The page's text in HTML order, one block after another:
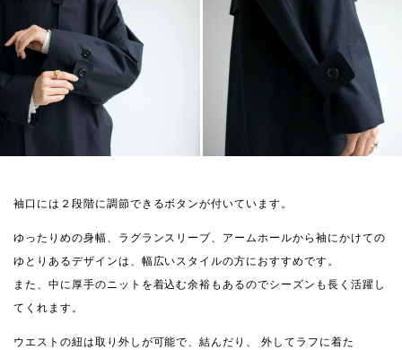
袖口には２段階に調節できるボタンが付いています。
ゆったりめの身幅、ラグランスリーブ、アームホールから袖にかけての
ゆとりあるデザインは、幅広いスタイルの方におすすめです。
また、中に厚手のニットを着込む余裕もあるのでシーズンも長く活躍し
てくれます。
ウエストの紐は取り外しが可能で、結んだり、 外してラフに着た